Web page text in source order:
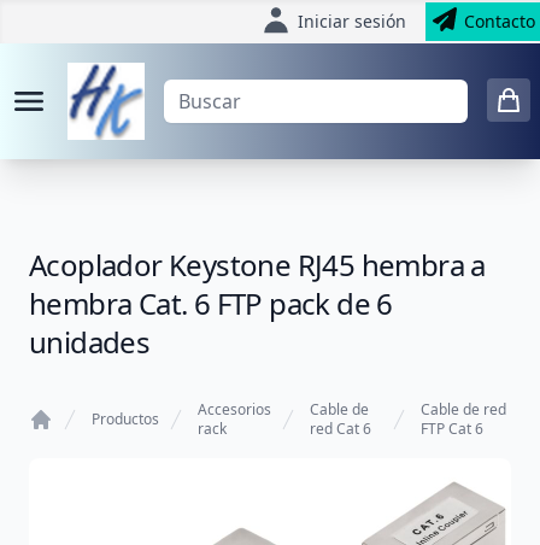
Iniciar sesión Contacto
Acoplador Keystone RJ45 hembra a
hembra Cat. 6 FTP pack de 6
unidades
Productos
Accesorios
rack
Cable de
red Cat 6
Cable de red
FTP Cat 6